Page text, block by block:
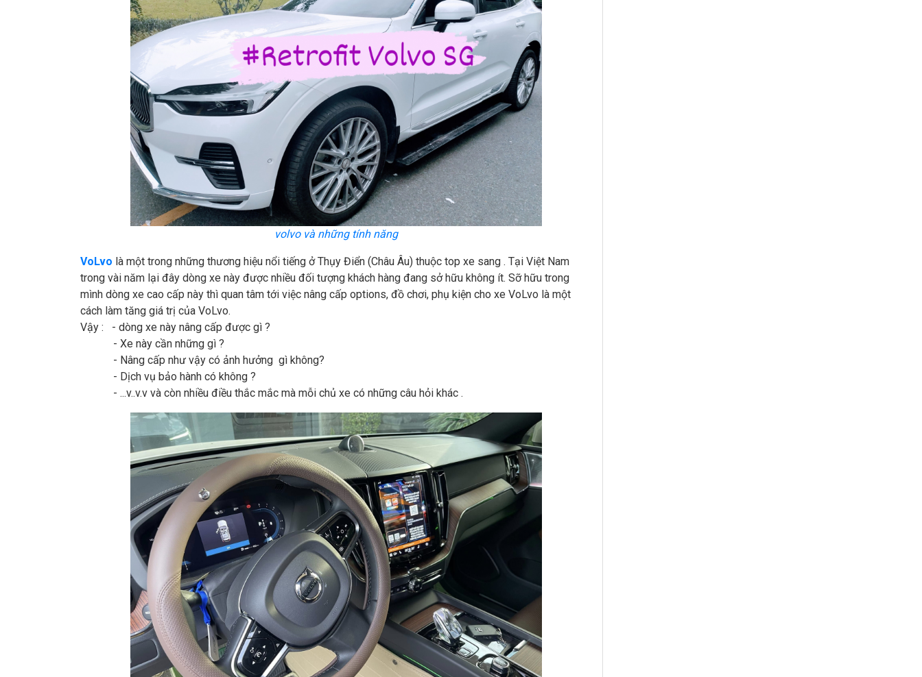
volvo và những tính năng
VoLvo là một trong những thương hiệu nổi tiếng ở Thụy Điển (Châu Âu) thuộc top xe sang . Tại Việt Nam
trong vài năm lại đây dòng xe này được nhiều đối tượng khách hàng đang sở hữu không ít. Sỡ hữu trong
mình dòng xe cao cấp này thì quan tâm tới việc nâng cấp options, đồ chơi, phụ kiện cho xe VoLvo là một
cách làm tăng giá trị của VoLvo.
Vậy : - dòng xe này nâng cấp được gì ?
- Xe này cần những gì ?
- Nâng cấp như vậy có ảnh hưởng gì không?
- Dịch vụ bảo hành có không ?
- ...v..v.v và còn nhiều điều thắc mắc mà mỗi chủ xe có những câu hỏi khác .